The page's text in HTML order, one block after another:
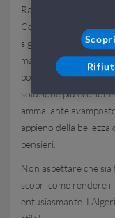
Ramadan, mentre
Compagnia in
significativi, offrendo
magrebino a prezzi
politica tariffaria della
soluzione più
ammaliante
appieno della bellezza
pensieri.
Non aspettare che
scopri come rendere
entusiasmante.